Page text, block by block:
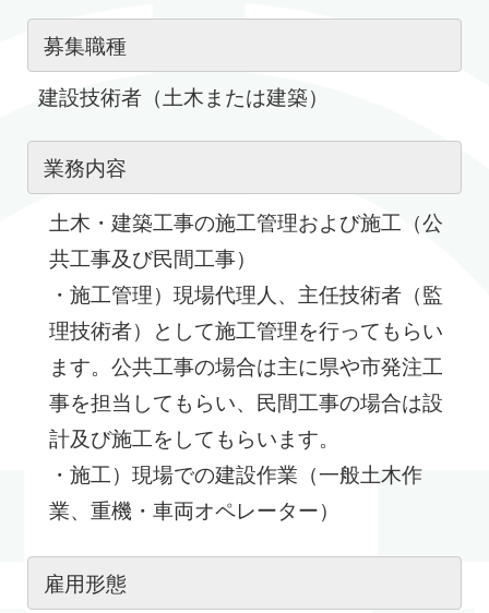
募集職種
建設技術者（土木または建築）
業務内容
土木・建築工事の施工管理および施工（公
共工事及び民間工事）
・施工管理）現場代理人、主任技術者（監
理技術者）として施工管理を行ってもらい
ます。公共工事の場合は主に県や市発注工
事を担当してもらい、民間工事の場合は設
計及び施工をしてもらいます。
・施工）現場での建設作業（一般土木作
業、重機・車両オペレーター）
雇用形態